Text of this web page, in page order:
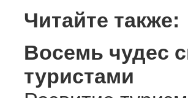
Читайте также:
Восемь чудес
туристами